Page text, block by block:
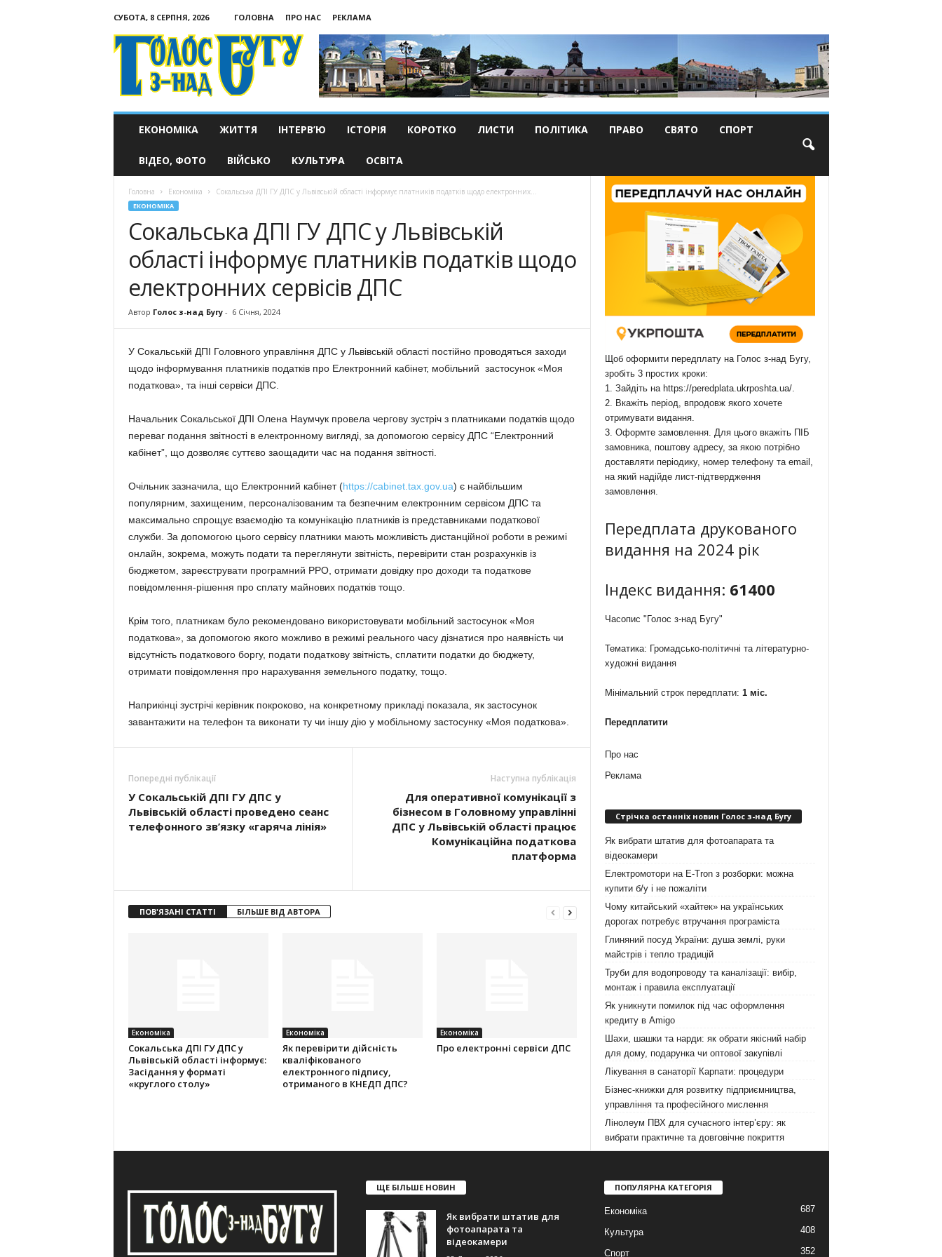
СУБОТА, 8 СЕРПНЯ, 2026 ГОЛОВНА ПРО НАС
РЕКЛАМА
Голос
з-
ЕКОНОМІКА ЖИТТЯ ІНТЕРВ’Ю ІСТОРІЯ КОРОТКО ЛИСТИ ПОЛІТИКА ПРАВО СВЯТО СПОРТ
ВІДЕО, ФОТО ВІЙСЬКО КУЛЬТУРА ОСВІТА
Головна Економіка Сокальська ДПІ ГУ ДПС у Львівській області інформує платників податків щодо електронних...
ЕКОНОМІКА
Сокальська ДПІ ГУ ДПС у Львівській
області інформує платників податків щодо
електронних сервісів ДПС
Автор Голос з-над Бугу- 6 Січня, 2024
У Сокальській ДПІ Головного управління ДПС у Львівській області постійно проводяться заходи
щодо інформування платників податків про Електронний кабінет, мобільний застосунок «Моя
податкова», та інші сервіси ДПС.
Начальник Сокальської ДПІ Олена Наумчук провела чергову зустріч з платниками податків щодо
переваг подання звітності в електронному вигляді, за допомогою сервісу ДПС “Електронний
кабінет”, що дозволяє суттєво заощадити час на подання звітності.
Очільник зазначила, що Електронний кабінет (https://cabinet.tax.gov.ua) є найбільшим
популярним, захищеним, персоналізованим та безпечним електронним сервісом ДПС та
максимально спрощує взаємодію та комунікацію платників із представниками податкової
служби. За допомогою цього сервісу платники мають можливість дистанційної роботи в режимі
онлайн, зокрема, можуть подати та переглянути звітність, перевірити стан розрахунків із
бюджетом, зареєструвати програмний РРО, отримати довідку про доходи та податкове
повідомлення-рішення про сплату майнових податків тощо.
Крім того, платникам було рекомендовано використовувати мобільний застосунок «Моя
податкова», за допомогою якого можливо в режимі реального часу дізнатися про наявність чи
відсутність податкового боргу, подати податкову звітність, сплатити податки до бюджету,
отримати повідомлення про нарахування земельного податку, тощо.
Наприкінці зустрічі керівник покроково, на конкретному прикладі показала, як застосунок
завантажити на телефон та виконати ту чи іншу дію у мобільному застосунку «Моя податкова».
Попередні публікації
У Сокальській ДПІ ГУ ДПС у
Львівській області проведено сеанс
телефонного зв’язку «гаряча лінія»
Наступна публікація
Для оперативної комунікації з
бізнесом в Головному управлінні
ДПС у Львівській області працює
Комунікаційна податкова
платформа
ПОВ'ЯЗАНІ СТАТТІ БІЛЬШЕ ВІД АВТОРА
Економіка
Cокальська ДПІ ГУ ДПС у
Львівській області інформує:
Засідання у форматі
«круглого столу»
Економіка
Як перевірити дійсність
кваліфікованого
електронного підпису,
отриманого в КНЕДП ДПС?
Економіка
Про електронні сервіси ДПС
Щоб оформити передплату на Голос з-над Бугу,
зробіть 3 простих кроки:
1. Зайдіть на https://peredplata.ukrposhta.ua/.
2. Вкажіть період, впродовж якого хочете
отримувати видання.
3. Оформте замовлення. Для цього вкажіть ПІБ
замовника, поштову адресу, за якою потрібно
доставляти періодику, номер телефону та email,
на який надійде лист-підтвердження
замовлення.
Передплата друкованого
видання на 2024 рік
Індекс видання: 61400
Часопис "Голос з-над Бугу"
Тематика: Громадсько-політичні та літературно-
художні видання
Мінімальний строк передплати: 1 міс.
Передплатити
Про нас
Реклама
Стрічка останніх новин Голос з-над Бугу
Як вибрати штатив для фотоапарата та
відеокамери
Електромотори на E-Tron з розборки: можна
купити б/у і не пожаліти
Чому китайський «хайтек» на українських
дорогах потребує втручання програміста
Глиняний посуд України: душа землі, руки
майстрів і тепло традицій
Труби для водопроводу та каналізації: вибір,
монтаж і правила експлуатації
Як уникнути помилок під час оформлення
кредиту в Amigo
Шахи, шашки та нарди: як обрати якісний набір
для дому, подарунка чи оптової закупівлі
Лікування в санаторії Карпати: процедури
Бізнес-книжки для розвитку підприємництва,
управління та професійного мислення
Лінолеум ПВХ для сучасного інтер’єру: як
вибрати практичне та довговічне покриття
ЩЕ БІЛЬШЕ НОВИН
Як вибрати штатив для
фотоапарата та
відеокамери
ПОПУЛЯРНА КАТЕГОРІЯ
Економіка 687
Культура 408
Спорт 352